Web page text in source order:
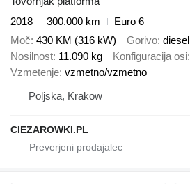
2018
300.000 km
Euro 6
Moč 430 KM (316 kW) Gorivo diesel
Nosilnost 11.090 kg Konfiguracija osi
Vzmetenje vzmetno/vzmetno
Poljska, Krakow
CIEZAROWKI.PL